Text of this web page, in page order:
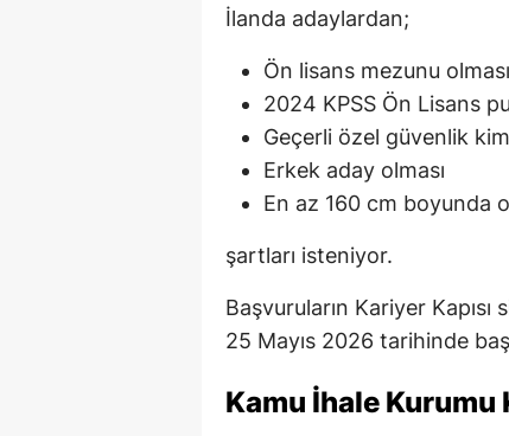
İlanda adaylardan;
Ön lisans mezunu olması
2024 KPSS Ön Lisans
Geçerli özel güvenlik
Erkek aday olması
En az 160 cm boyunda
şartları isteniyor.
Başvuruların Kariyer
25 Mayıs 2026 tarihinde
Kamu İhale Kurumu